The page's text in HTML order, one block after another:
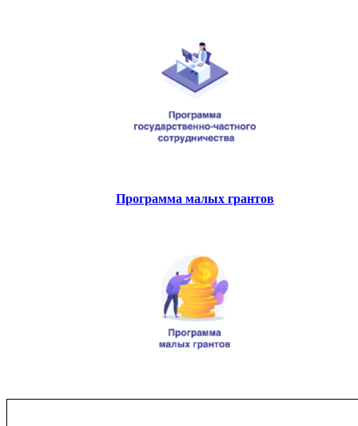
Программа малых грантов